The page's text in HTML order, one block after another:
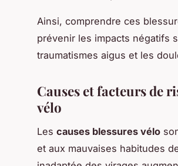
Ainsi, comprendre ces
prévenir les impacts négatifs
traumatismes aigus et les
Causes et facteurs de
vélo
Les causes blessures vélo
et aux mauvaises habitudes